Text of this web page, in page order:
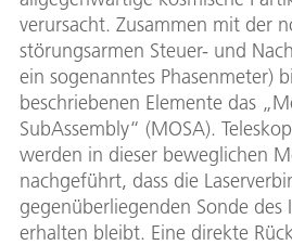
verursacht. Zusammen mit der
störungsarmen Steuer- und
ein sogenanntes Phasenmeter)
beschriebenen Elemente das
SubAssembly“ (MOSA).
werden in dieser beweglichen
nachgeführt, dass die
gegenüberliegenden Sonde
erhalten bleibt. Eine direkte